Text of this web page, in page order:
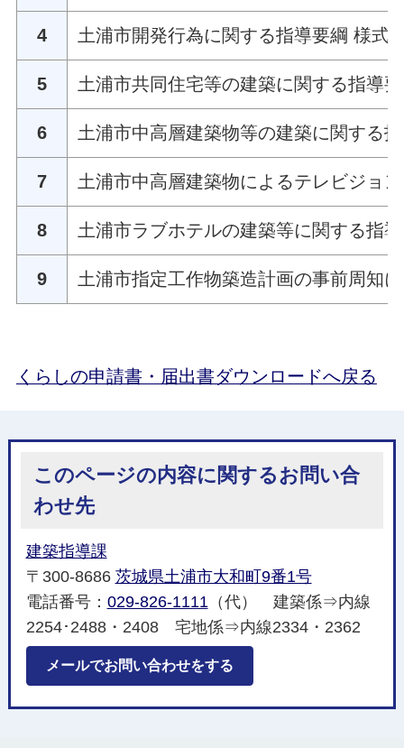
4 土浦市開発行為に関する指導要綱 様式
5 土浦市共同住宅等の建築に関する指導
6 土浦市中高層建築物等の建築に関する
7 土浦市中高層建築物によるテレビジョ
8 土浦市ラブホテルの建築等に関する指
9 土浦市指定工作物築造計画の事前周知
くらしの申請書・届出書ダウンロードへ戻る
このページの内容に関するお問い合
わせ先
建築指導課
〒300-8686 茨城県土浦市大和町9番1号
電話番号： 029-826-1111（代） 建築係⇒内線
2254･2488・2408 宅地係⇒内線2334・2362
メールでお問い合わせをする